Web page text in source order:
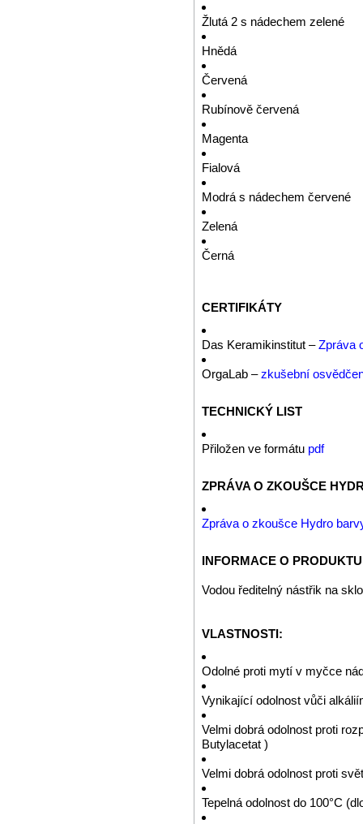
Žlutá 2 s nádechem zelené
Hnědá
Červená
Rubínově červená
Magenta
Fialová
Modrá s nádechem červené
Zelená
Černá
CERTIFIKÁTY
Das Keramikinstitut –Zpráva
OrgaLab –zkušební
TECHNICKÝ LIST
Přiložen ve formátu pdf
ZPRÁVA O ZKOUŠCE
Zpráva o zkoušce Hydro
INFORMACE O PRODUKTU
Vodou ředitelný nástřik na
VLASTNOSTI:
Odolné proti mytí v myčce
Vynikající odolnost vůči
Velmi dobrá odolnost proti
Butylacetat )
Velmi dobrá odolnost proti
Tepelná odolnost do 100°C